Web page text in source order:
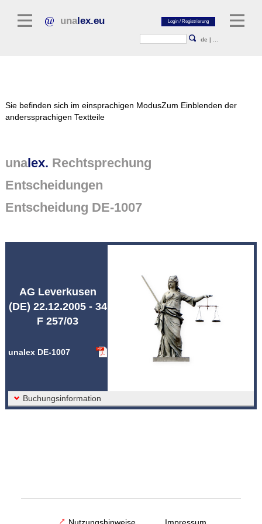
unalex.eu
de |
Normtexte
Rechtsprechung
Sie befinden sich im einsprachigen ModusZum Einblenden der
anderssprachigen Textteile
unalex. Rechtsprechung
Entscheidungen
Entscheidung DE-1007
AG Leverkusen
(DE) 22.12.2005 - 34
F 257/03
unalex DE-1007
Buchungsinformation
Nutzungshinweise Impressum